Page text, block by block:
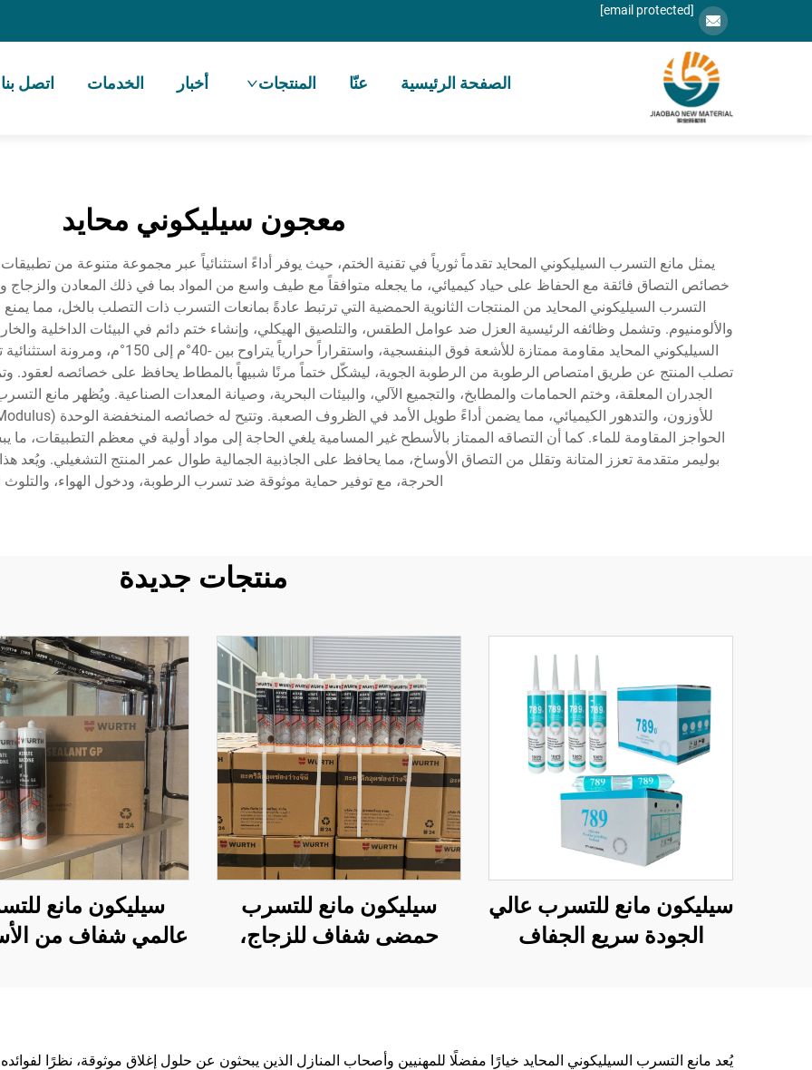
[email protected]
الصفحة الرئيسية عنّا المنتجات أخبار الخدمات اتصل بنا
معجون سيليكوني محايد
يمثل مانع التسرب السيليكوني المحايد تقدماً ثورياً في تقنية الختم، حيث يوفر أداءً استثنائياً عبر مجموعة متنوعة من تطبيقات
خصائص التصاق فائقة مع الحفاظ على حياد كيميائي، ما يجعله متوافقاً مع طيف واسع من المواد بما في ذلك المعادن والزجاج
التسرب السيليكوني المحايد من المنتجات الثانوية الحمضية التي ترتبط عادةً بمانعات التسرب ذات التصلب بالخل، مما
والألومنيوم. وتشمل وظائفه الرئيسية العزل ضد عوامل الطقس، والتلصيق الهيكلي، وإنشاء ختم دائم في البيئات الداخلية
السيليكوني المحايد مقاومة ممتازة للأشعة فوق
تصلب المنتج عن طريق امتصاص الرطوبة من الرطوبة الجوية، ليشكّل ختماً مرنًا شبيهاً بالمطاط يحافظ على خصائصه لعقود.
الجدران المعلقة، وختم الحمامات والمطابخ، والتجميع الآلي، والبيئات البحرية، وصيانة المعدات الصناعية. ويُظهر مانع
الحواجز المقاومة للماء. كما أن التصاقه الممتاز بالأسطح غير المسامية يلغي الحاجة إلى مواد أولية في معظم التطبيقات،
بوليمر متقدمة تعزز المتانة وتقلل من التصاق الأوساخ، مما يحافظ على الجاذبية الجمالية طوال عمر المنتج التشغيلي. ويُعد
الحرجة، مع توفير حماية موثوقة ضد تسرب الرطوبة، ودخول الهواء، والتلوث
منتجات جديدة
سيليكون مانع للتسرب عالي
الجودة سريع الجفاف
سيليكون مانع للتسرب
حمضى شفاف للزجاج،
الزجاجية
سيليكون مانع
عالمي شفاف من
يُعد مانع التسرب السيليكوني المحايد خيارًا مفضلًا للمهنيين وأصحاب المنازل الذين يبحثون عن حلول إغلاق موثوقة، نظرًا